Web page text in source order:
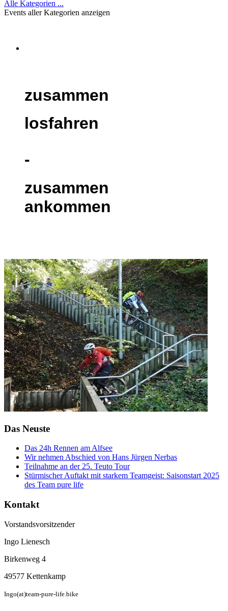
Alle Kategorien ...
Events aller Kategorien anzeigen
zusammen
losfahren
-
zusammen
ankommen
Das Neuste
Das 24h Rennen am Alfsee
Wir nehmen Abschied von Hans Jürgen Nerbas
Teilnahme an der 25. Teuto Tour
Stürmischer Auftakt mit starkem Teamgeist: Saisonstart 2025
des Team pure life
Kontakt
Vorstandsvorsitzender
Ingo Lienesch
Birkenweg 4
49577 Kettenkamp
Ingo(at)team-pure-life.bike